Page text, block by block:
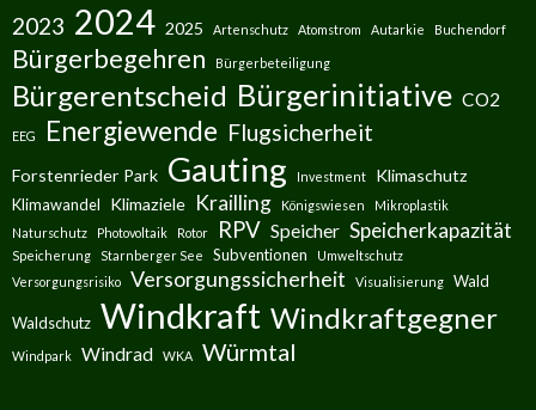
2023 2024 2025 Artenschutz Atomstrom Autarkie Buchendorf
Bürgerbegehren Bürgerbeteiligung
Bürgerentscheid Bürgerinitiative CO2
EEG Energiewende Flugsicherheit
Forstenrieder Park Gauting Investment Klimaschutz
Klimawandel Klimaziele Krailling Königswiesen
Mikroplastik
Naturschutz
Photovoltaik Rotor RPV Speicher Speicherkapazität
Speicherung Starnberger See Subventionen
Umweltschutz
Versorgungsrisiko
Versorgungssicherheit Visualisierung Wald
Waldschutz Windkraft Windkraftgegner
Windpark Windrad WKA Würmtal